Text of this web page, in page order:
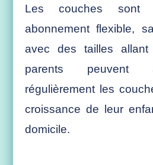
Les couches sont
abonnement flexible,
avec des tailles
parents peuvent
régulièrement les
croissance de leur
domicile.